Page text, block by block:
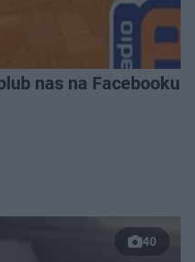
nas na Facebooku!
40